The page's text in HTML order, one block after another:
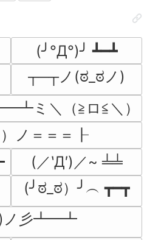
(╯°Д°)╯ ┻━┻
┬─┬ノ(ಠ_ಠノ)
ミ＼（≧ロ≦＼）
ノ＝＝＝┠
(／‵Д′)／~ ╧╧
(╯ಠ_ಠ）╯︵ ┳━┳
ノ彡┻━┻